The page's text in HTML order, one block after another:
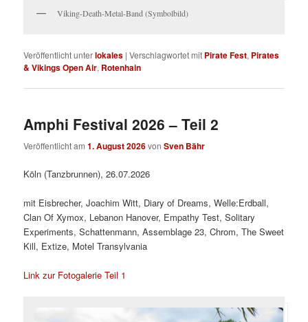
Viking-Death-Metal-Band (Symbolbild)
Veröffentlicht unterlokales |Verschlagwortet mit Pirate Fest, Pirates
& Vikings Open Air, Rotenhain
Amphi Festival 2026 – Teil 2
Veröffentlicht am1. August 2026vonSven Bähr
Köln (Tanzbrunnen), 26.07.2026
mit Eisbrecher, Joachim Witt, Diary of Dreams, Welle:Erdball,
Clan Of Xymox, Lebanon Hanover, Empathy Test, Solitary
Experiments, Schattenmann, Assemblage 23, Chrom, The Sweet
Kill, Extize, Motel Transylvania
Link zur Fotogalerie Teil 1